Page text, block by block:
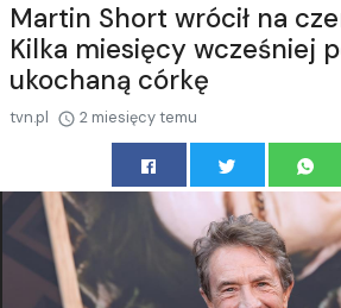
Martin Short wrócił na
Kilka miesięcy wcześniej
ukochaną córkę
tvn.pl 2 miesięcy temu